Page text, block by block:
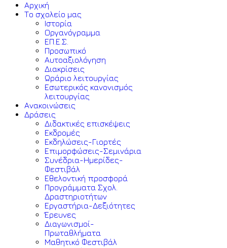
Αρχική
Το σχολείο μας
Ιστορία
Οργανόγραμμα
ΕΠ.Ε.Σ.
Προσωπικό
Αυτοαξιολόγηση
Διακρίσεις
Ωράριο λειτουργίας
Εσωτερικός κανονισμός
λειτουργίας
Ανακοινώσεις
Δράσεις
Διδακτικές επισκέψεις
Εκδρομές
Εκδηλώσεις-Γιορτές
Επιμορφώσεις-Σεμινάρια
Συνέδρια-Ημερίδες-
Φεστιβάλ
Εθελοντική προσφορά
Προγράμματα Σχολ.
Δραστηριοτήτων
Εργαστήρια-Δεξιότητες
Έρευνες
Διαγωνισμοί-
Πρωταθλήματα
Μαθητικό Φεστιβάλ